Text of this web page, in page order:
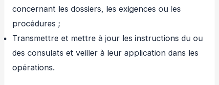
concernant les dossiers, les exigences ou les
procédures ;
Transmettre et mettre à jour les instructions du ou
des consulats et veiller à leur application dans les
opérations.